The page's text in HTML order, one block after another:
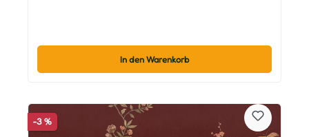
In den Warenkorb
-3 %